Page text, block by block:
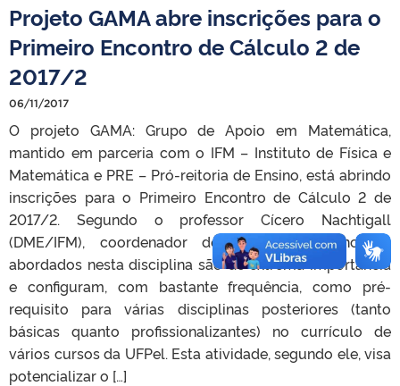
Projeto GAMA abre inscrições para o
Primeiro Encontro de Cálculo 2 de
2017/2
06/11/2017
O projeto GAMA: Grupo de Apoio em Matemática,
mantido em parceria com o IFM – Instituto de Física e
Matemática e PRE – Pró-reitoria de Ensino, está abrindo
inscrições para o Primeiro Encontro de Cálculo 2 de
2017/2. Segundo o professor Cícero Nachtigall
(DME/IFM), coordenador do GAMA, os conceitos
abordados nesta disciplina são de extrema importância
e configuram, com bastante frequência, como pré-
requisito para várias disciplinas posteriores (tanto
básicas quanto profissionalizantes) no currículo de
vários cursos da UFPel. Esta atividade, segundo ele, visa
potencializar o […]